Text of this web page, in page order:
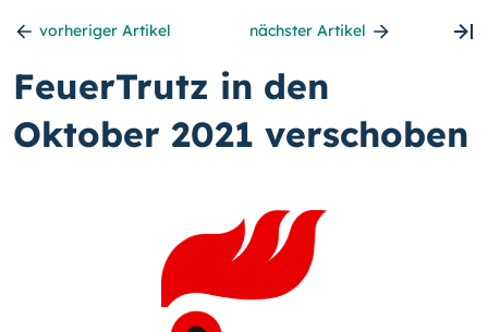
vorheriger Artikel nächster Artikel
FeuerTrutz in den
Oktober 2021 verschoben